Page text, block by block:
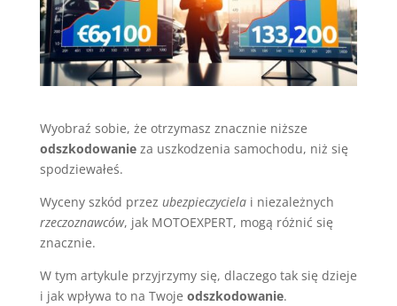
Wyobraź sobie, że otrzymasz znacznie niższe
odszkodowanieza uszkodzenia samochodu, niż się
spodziewałeś.
Wyceny szkód przez ubezpieczycielai niezależnych
rzeczoznawców, jak MOTOEXPERT, mogą różnić się
znacznie.
W tym artykule przyjrzymy się, dlaczego tak się dzieje
i jak wpływa to na Twoje odszkodowanie.